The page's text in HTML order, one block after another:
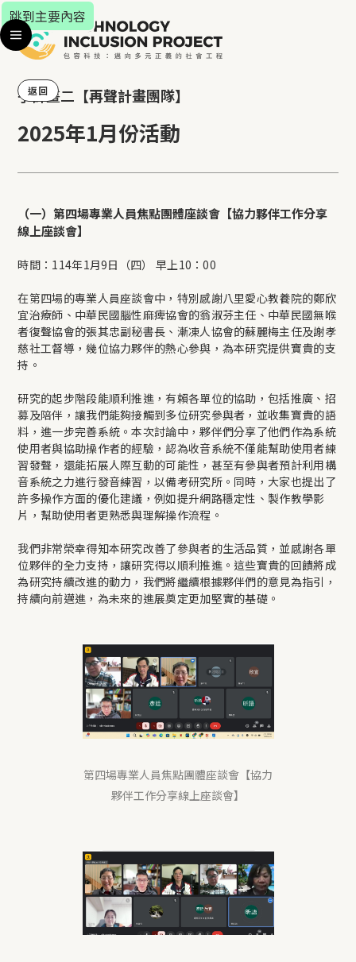
跳到主要內容
子計畫二 【再聲計畫團隊】
2025年1月份活動
返回
（一）第四場專業人員焦點團體座談會【協力夥伴工作分享
線上座談會】
時間：114年1月9日（四） 早上10：00
在第四場的專業人員座談會中，特別感謝八里愛心教養院的鄭欣
宜治療師、中華民國腦性麻痺協會的翁淑芬主任、中華民國無喉
者復聲協會的張其忠副秘書長、漸凍人協會的蘇麗梅主任及謝孝
慈社工督導，幾位協力夥伴的熱心參與，為本研究提供寶貴的支
持。
研究的起步階段能順利推進，有賴各單位的協助，包括推廣、招
募及陪伴，讓我們能夠接觸到多位研究參與者，並收集寶貴的語
料，進一步完善系統。本次討論中，夥伴們分享了他們作為系統
使用者與協助操作者的經驗，認為收音系統不僅能幫助使用者練
習發聲，還能拓展人際互動的可能性，甚至有參與者預計利用構
音系統之力進行發音練習，以備考研究所。同時，大家也提出了
許多操作方面的優化建議，例如提升網路穩定性、製作教學影
片，幫助使用者更熟悉與理解操作流程。
我們非常榮幸得知本研究改善了參與者的生活品質，並感謝各單
位夥伴的全力支持，讓研究得以順利推進。這些寶貴的回饋將成
為研究持續改進的動力，我們將繼續根據夥伴們的意見為指引，
持續向前邁進，為未來的進展奠定更加堅實的基礎。
第四場專業人員焦點團體座談會【協力
夥伴工作分享線上座談會】